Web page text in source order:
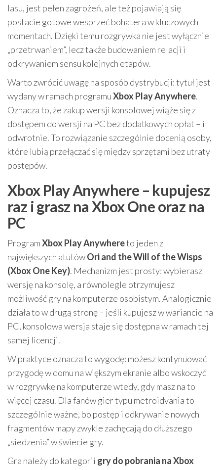
lasu, jest pełen zagrożeń, ale też pojawiają się
postacie gotowe wesprzeć bohatera w kluczowych
momentach. Dzięki temu rozgrywka nie jest wyłącznie
„przetrwaniem”, lecz także budowaniem relacji i
odkrywaniem sensu kolejnych etapów.
Warto zwrócić uwagę na sposób dystrybucji: tytuł jest
wydany w ramach programuXbox Play Anywhere.
Oznacza to, że zakup wersji konsolowej wiąże się z
dostępem do wersji na PC bez dodatkowych opłat – i
odwrotnie. To rozwiązanie szczególnie docenią osoby,
które lubią przełączać się między sprzętami bez utraty
postępów.
Xbox Play Anywhere – kupujesz
raz i grasz na Xbox One oraz na
PC
ProgramXbox Play Anywhereto jeden z
największych atutówOri and the Will of the Wisps
(Xbox One Key). Mechanizm jest prosty: wybierasz
wersję na konsolę, a równolegle otrzymujesz
możliwość gry na komputerze osobistym. Analogicznie
działa to w drugą stronę – jeśli kupujesz w wariancie na
PC, konsolowa wersja staje się dostępna w ramach tej
samej licencji.
W praktyce oznacza to wygodę: możesz kontynuować
przygodę w domu na większym ekranie albo wskoczyć
w rozgrywkę na komputerze wtedy, gdy masz na to
więcej czasu. Dla fanów gier typu metroidvania to
szczególnie ważne, bo postęp i odkrywanie nowych
fragmentów mapy zwykle zachęcają do dłuższego
„siedzenia” w świecie gry.
Gra należy do kategorii gry do pobrania na Xbox